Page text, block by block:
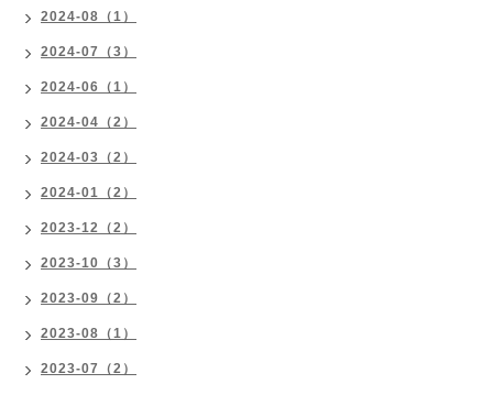
2024-08（1）
2024-07（3）
2024-06（1）
2024-04（2）
2024-03（2）
2024-01（2）
2023-12（2）
2023-10（3）
2023-09（2）
2023-08（1）
2023-07（2）